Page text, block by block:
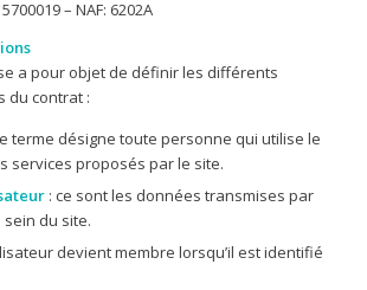
– NAF: 6202A
a pour objet de définir les différents
du contrat :
terme désigne toute personne qui utilise le
services proposés par le site.
: ce sont les données transmises par
sein du site.
devient membre lorsqu’il est identifié